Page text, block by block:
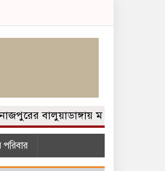
বালুয়াডাঙ্গায় মাদকের ভয়াবহ